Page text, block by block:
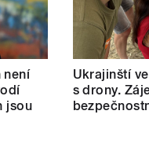
není
jsou
Ukrajinští
s drony.